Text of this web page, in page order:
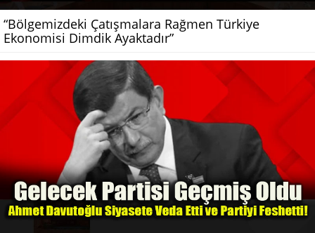
“Bölgemizdeki Çatışmalara Rağmen Türkiye
Ekonomisi Dimdik Ayaktadır”